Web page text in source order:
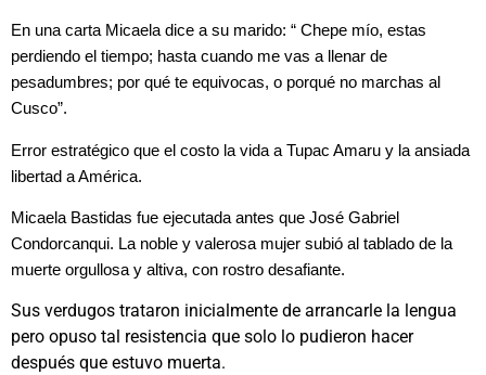
En una carta Micaela dice a su marido: “ Chepe mío, estas
perdiendo el tiempo; hasta cuando me vas a llenar de
pesadumbres; por qué te equivocas, o porqué no marchas al
Cusco”.
Error estratégico que el costo la vida a Tupac Amaru y la ansiada
libertad a América.
Micaela Bastidas fue ejecutada antes que José Gabriel
Condorcanqui. La noble y valerosa mujer subió al tablado de la
muerte orgullosa y altiva, con rostro desafiante.
Sus verdugos trataron inicialmente de arrancarle la lengua
pero opuso tal resistencia que solo lo pudieron hacer
después que estuvo muerta.